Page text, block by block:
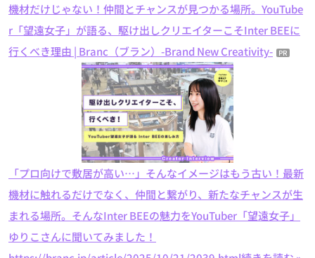
機材だけじゃない！仲間とチャンスが見つかる場所。YouTube
r「望遠女子」が語る、駆け出しクリエイターこそInter BEEに
行くべき理由 | Branc（ブラン）-Brand New Creativity- PR
「プロ向けで敷居が高い…」そんなイメージはもう古い！最新
機材に触れるだけでなく、仲間と繋がり、新たなチャンスが生
まれる場所。そんなInter BEEの魅力をYouTuber「望遠女子」
ゆりこさんに聞いてみました！